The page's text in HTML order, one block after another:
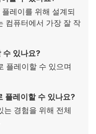
레이를 위해 설계되
컴퓨터에서 가장 잘 작
있나요?
플레이할 수 있으며
플레이할 수 있나요?
경험을 위해 전체